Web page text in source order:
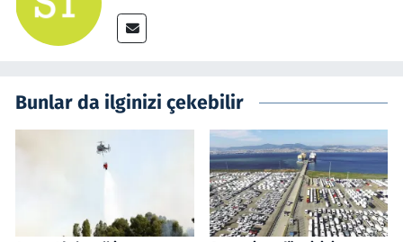
Bunlar da ilginizi çekebilir